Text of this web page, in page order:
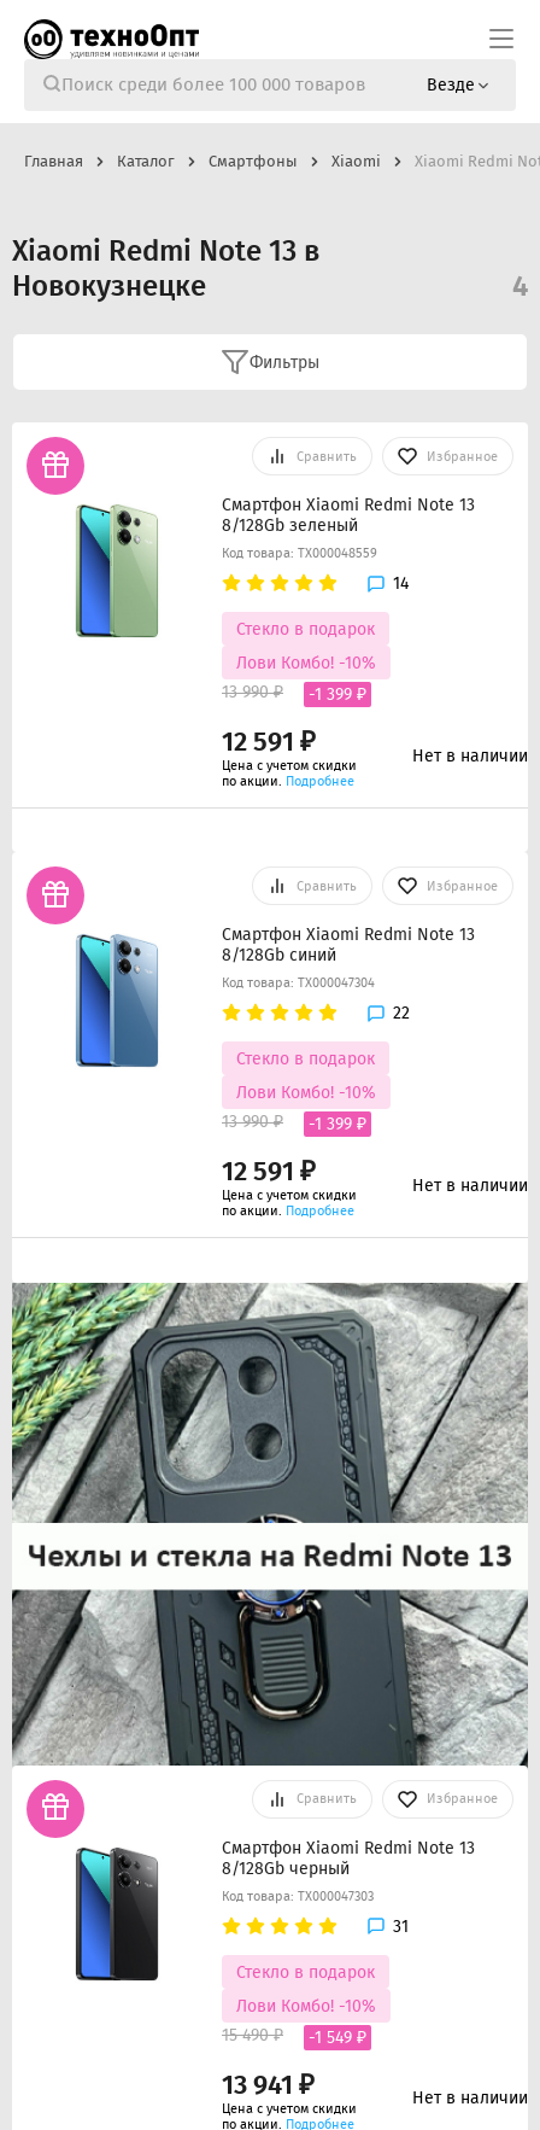
Везде
Главная Каталог Смартфоны Xiaomi Xiaomi Redmi
Xiaomi Redmi Note 13 в
Новокузнецке
4
Фильтры
Сравнить Избранное
Смартфон Xiaomi Redmi Note 13
8/128Gb зеленый
Код товара: ТХ000048559
14
Стекло в подарок
Лови Комбо! -10%
12 591 ₽
13 990 ₽ -1 399 ₽
Цена с учетом скидки
по акции. Подробнее
Нет в наличии
Сравнить Избранное
Смартфон Xiaomi Redmi Note 13
8/128Gb синий
Код товара: ТХ000047304
22
Стекло в подарок
Лови Комбо! -10%
12 591 ₽
13 990 ₽ -1 399 ₽
Цена с учетом скидки
по акции. Подробнее
Нет в наличии
Сравнить Избранное
Смартфон Xiaomi Redmi Note 13
8/128Gb черный
Код товара: ТХ000047303
31
Стекло в подарок
Лови Комбо! -10%
13 941 ₽
15 490 ₽ -1 549 ₽
Цена с учетом скидки
по акции. Подробнее
Нет в наличии